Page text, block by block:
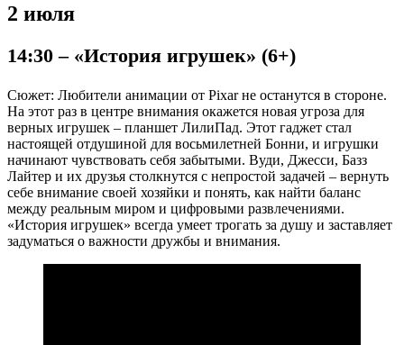
2 июля
14:30 – «История игрушек» (6+)
Сюжет: Любители анимации от Pixar не останутся в стороне.
На этот раз в центре внимания окажется новая угроза для
верных игрушек – планшет ЛилиПад. Этот гаджет стал
настоящей отдушиной для восьмилетней Бонни, и игрушки
начинают чувствовать себя забытыми. Вуди, Джесси, Базз
Лайтер и их друзья столкнутся с непростой задачей – вернуть
себе внимание своей хозяйки и понять, как найти баланс
между реальным миром и цифровыми развлечениями.
«История игрушек» всегда умеет трогать за душу и заставляет
задуматься о важности дружбы и внимания.